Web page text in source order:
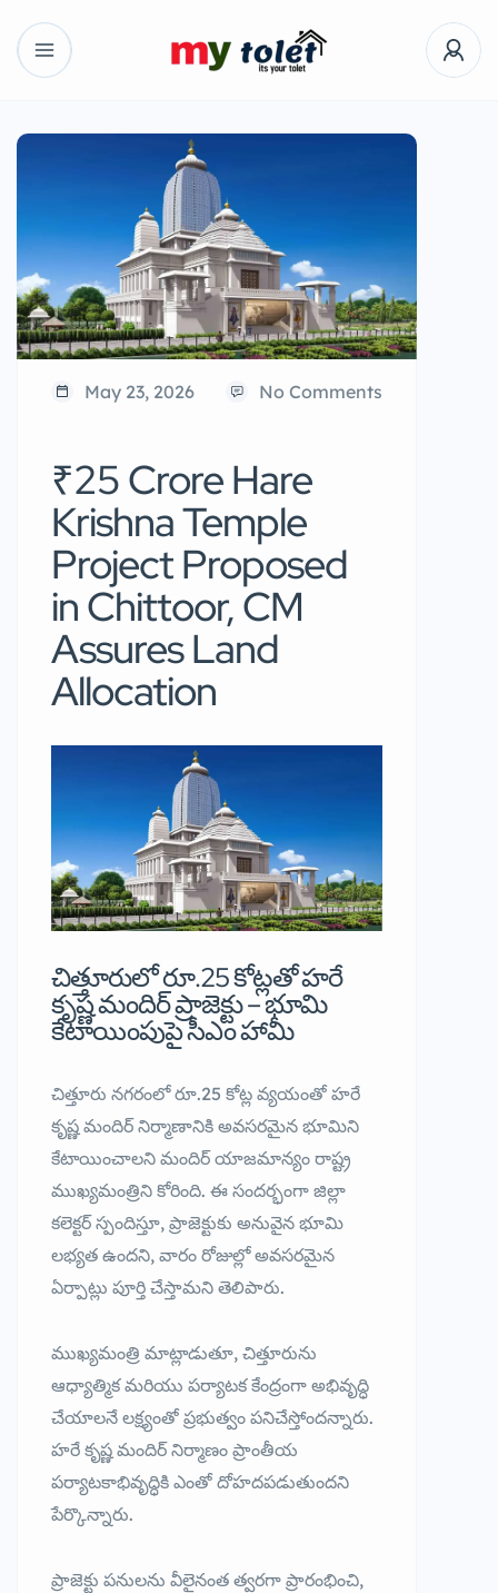
May 23, 2026 No Comments
₹25 Crore Hare
Krishna Temple
Project Proposed
in Chittoor, CM
Assures Land
Allocation
చిత్తూరులో రూ.25 కోట్లతో హరే
కృష్ణ మందిర్ ప్రాజెక్టు – భూమి
కేటాయింపుపై సీఎం హామీ
చిత్తూరు నగరంలో రూ.25 కోట్ల వ్యయంతో హరే
కృష్ణ మందిర్ నిర్మాణానికి అవసరమైన భూమిని
కేటాయించాలని మందిర్ యాజమాన్యం రాష్ట్ర
ముఖ్యమంత్రిని కోరింది. ఈ సందర్భంగా జిల్లా
కలెక్టర్ స్పందిస్తూ, ప్రాజెక్టుకు అనువైన భూమి
లభ్యత ఉందని, వారం రోజుల్లో అవసరమైన
ఏర్పాట్లు పూర్తి చేస్తామని తెలిపారు.
ముఖ్యమంత్రి మాట్లాడుతూ, చిత్తూరును
ఆధ్యాత్మిక మరియు పర్యాటక కేంద్రంగా అభివృద్ధి
చేయాలనే లక్ష్యంతో ప్రభుత్వం పనిచేస్తోందన్నారు.
హరే కృష్ణ మందిర్ నిర్మాణం ప్రాంతీయ
పర్యాటకాభివృద్ధికి ఎంతో దోహదపడుతుందని
పేర్కొన్నారు.
ప్రాజెక్టు పనులను వీలైనంత త్వరగా ప్రారంభించి,